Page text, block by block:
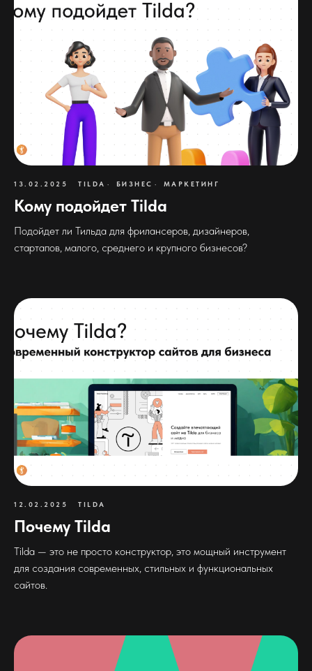
13.02.2025 TILDA БИЗНЕС МАРКЕТИНГ
Кому подойдет Tilda
Подойдет ли Тильда для фрилансеров, дизайнеров,
стартапов, малого, среднего и крупного бизнесов?
12.02.2025 TILDA
Почему Tilda
Tilda — это не просто конструктор, это мощный инструмент
для создания современных, стильных и функциональных
сайтов.